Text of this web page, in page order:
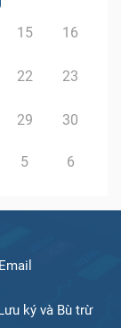
15 16
22 23
29 30
5 6
Email
ký và Bù trừ